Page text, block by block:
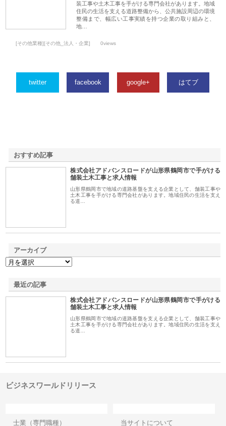
装工事や土木工事を手がける専門会社があります。地域
住民の生活を支える道路整備から、公共施設周辺の環境
整備まで、幅広い工事実績を持つ企業の取り組みと、
地…
[その他業種][その他_法人・企業] 0views
twitter facebook google+ はてブ
おすすめ記事
株式会社アドバンスロードが山形県鶴岡市で手がける
舗装土木工事と求人情報
山形県鶴岡市で地域の道路基盤を支える企業として、舗装工事や
土木工事を手がける専門会社があります。地域住民の生活を支え
る道…
アーカイブ
最近の記事
株式会社アドバンスロードが山形県鶴岡市で手がける
舗装土木工事と求人情報
山形県鶴岡市で地域の道路基盤を支える企業として、舗装工事や
土木工事を手がける専門会社があります。地域住民の生活を支え
る道…
ビジネスワールドリリース
士業（専門職種）
当サイトについて